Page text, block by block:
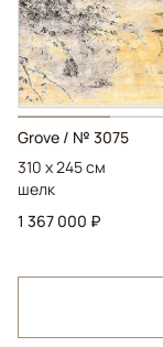
Grove / № 3075
310 x 245 см
шелк
1 367 000 ₽